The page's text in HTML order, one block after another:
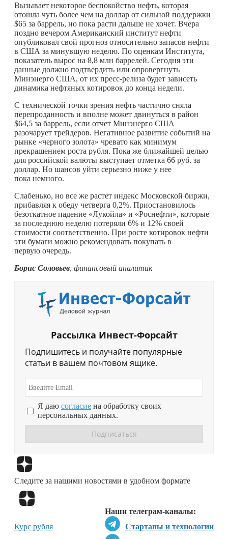
Вызывает некоторое беспокойство нефть, которая
отошла чуть более чем на доллар от сильной поддержки
$65 за баррель, но пока расти дальше не хочет. Вчера
поздно вечером Американский институт нефти
опубликовал свой прогноз относительно запасов нефти
в США за минувшую неделю. По оценкам Института,
показатель вырос на 8,8 млн баррелей. Сегодня эти
данные должно подтвердить или опровергнуть
Минэнерго США, от их пресс-релиза будет зависеть
динамика нефтяных котировок до конца недели.
С технической точки зрения нефть частично сняла
перепроданность и вполне может двинуться в район
$64,5 за баррель, если отчет Минэнерго США
разочарует трейдеров. Негативное развитие событий на
рынке «черного золота» чревато как минимум
прекращением роста рубля. Пока же ближайшей целью
для российской валюты выступает отметка 66 руб. за
доллар. Но шансов уйти серьезно ниже у нее
пока немного.
Слабенько, но все же растет индекс Московской биржи,
прибавляя к обеду четверга 0,2%. Приостановилось
безоткатное падение «Лукойла» и «Роснефти», которые
за последнюю неделю потеряли 6% и 12% своей
стоимости соответственно. При росте котировок нефти
эти бумаги можно рекомендовать покупать в
первую очередь.
Борис Соловьев , финансовый аналитик
Рассылка Инвест-Форсайт
Подпишитесь и получайте популярные
статьи в вашем почтовом ящике.
Я даю согласие на обработку своих
персональных данных.
Следите за нашими новостями в удобном формате
Наши телеграм-каналы:
Стартапы и технологии
Курс рубля